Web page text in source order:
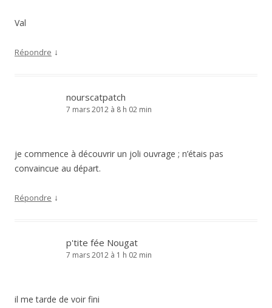
Val
Répondre ↓
nourscatpatch
7 mars 2012 à 8 h 02 min
je commence à découvrir un joli ouvrage ; n’étais pas
convaincue au départ.
Répondre ↓
p'tite fée Nougat
7 mars 2012 à 1 h 02 min
il me tarde de voir fini